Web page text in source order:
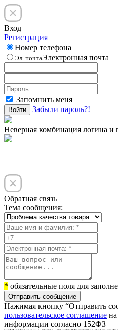
Вход
Регистрация
Номер телефона
Эл. почтаЭлектронная почта
Запомнить меня
Войти Забыли пароль?!
Неверная комбинация логина и
Обратная связь
Тема сообщения:
* обязательные поля для
Отправить сообщение
Нажимая кнопку “Отправить
пользовательское соглашение
информации согласно 152ФЗ